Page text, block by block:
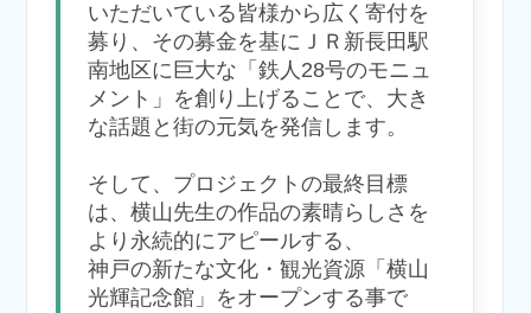
いただいている皆様から広く寄付を
募り、その募金を基にＪＲ新長田駅
南地区に巨大な「鉄人28号のモニュ
メント」を創り上げることで、大き
な話題と街の元気を発信します。
そして、プロジェクトの最終目標
は、横山先生の作品の素晴らしさを
より永続的にアピールする、
神戸の新たな文化・観光資源「横山
光輝記念館」をオープンする事で